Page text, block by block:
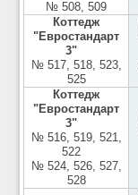
№ 508, 509
Коттедж
"Евростандарт
3"
№ 517, 518, 523,
525
Коттедж
"Евростандарт
3"
№ 516, 519, 521,
522
№ 524, 526, 527,
528